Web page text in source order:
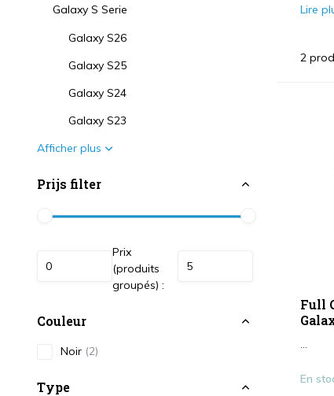
Galaxy S Serie
Galaxy S26
Galaxy S25
Galaxy S24
Galaxy S23
Afficher plus
Prijs filter
Prix
(produits
groupés) :
Couleur
Noir (2)
Type
Lire
2
Full
...
En